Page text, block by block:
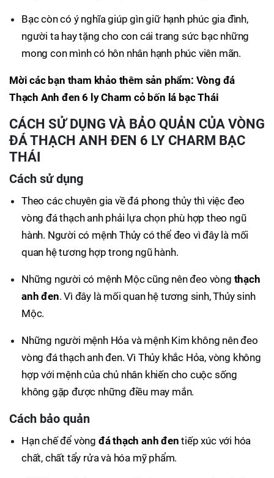
Bạc còn có ý nghĩa giúp gìn giữ hạnh phúc gia đình,
người ta hay tặng cho con cái trang sức bạc những
mong con mình có hôn nhân hạnh phúc viên mãn.
​Mời các bạn tham khảo thêm sản phẩm: Vòng đá
Thạch Anh đen 6 ly Charm cỏ bốn lá bạc Thái
CÁCH SỬ DỤNG VÀ BẢO QUẢN CỦA VÒNG
ĐÁ THẠCH ANH ĐEN 6 LY CHARM BẠC
THÁI
Cách sử dụng
Theo các chuyên gia về đá phong thủy thì việc đeo
vòng đá thạch anh phải lựa chọn phù hợp theo ngũ
hành. Người có mệnh Thủy có thể đeo vì đây là mối
quan hệ tương hợp trong ngũ hành.
Những người có mệnh Mộc cũng nên đeo vòng thạch
anh đen. Vì đây là mối quan hệ tương sinh, Thủy sinh
Mộc.
Những người mệnh Hỏa và mệnh Kim không nên đeo
vòng đá thạch anh đen. Vì Thủy khắc Hỏa, vòng không
hợp với mệnh của chủ nhân khiến cho cuộc sống
không gặp được những điều may mắn.
Cách bảo quản
Hạn chế để vòng đá thạch anh đen tiếp xúc với hóa
chất, chất tẩy rửa và hóa mỹ phẩm.